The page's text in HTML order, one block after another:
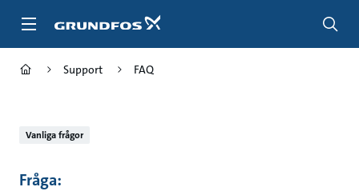
Support FAQ
Vanliga frågor
Fråga: